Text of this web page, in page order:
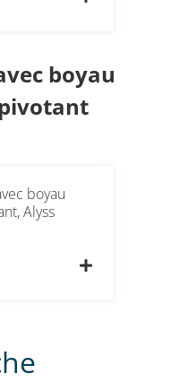
boyau
boyau
Alyss